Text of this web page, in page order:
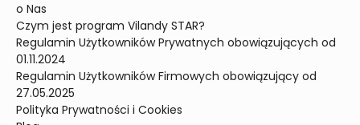
o Nas
Czym jest program Vilandy STAR?
Regulamin Użytkowników Prywatnych obowiązujących od
01.11.2024
Regulamin Użytkowników Firmowych obowiązujący od
27.05.2025
Polityka Prywatności i Cookies